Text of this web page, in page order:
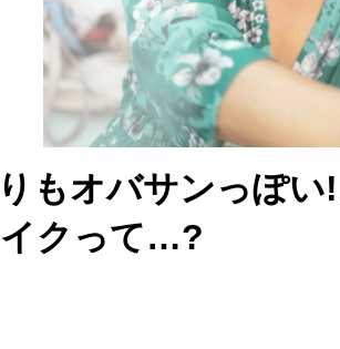
りもオバサンっぽ
クって…?